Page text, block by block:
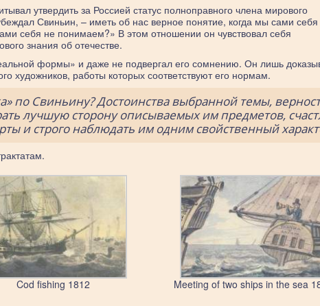
утвердить за Россией статус полноправного члена мирового
Свиньин, – иметь об нас верное понятие, когда мы сами
себя не понимаем?» В этом отношении он чувствовал себя
знания об отечестве.
формы» и даже не подвергал его сомнению. Он лишь
художников, работы которых соответствуют его нормам.
по Свиньину? Достоинства выбранной темы,
лучшую сторону описываемых им предметов,
и строго наблюдать им одним свойственный
Cod fishing 1812 Meeting of two ships in the sea